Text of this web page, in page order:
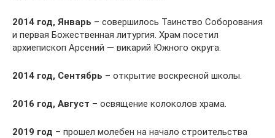
2014 год, Январь – совершилось Таинство Соборования
и первая Божественная литургия. Храм посетил
архиепископ Арсений — викарий Южного округа.
2014 год, Сентябрь – открытие воскресной школы.
2016 год, Август – освящение колоколов храма.
2019 год – прошел молебен на начало строительства